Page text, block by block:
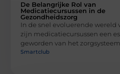
De Belangrijke Rol van
Medicatiecursussen in de
Gezondheidszorg
In de snel evoluerende wereld
zijn medicatiecursussen een
geworden van het
Smartclub